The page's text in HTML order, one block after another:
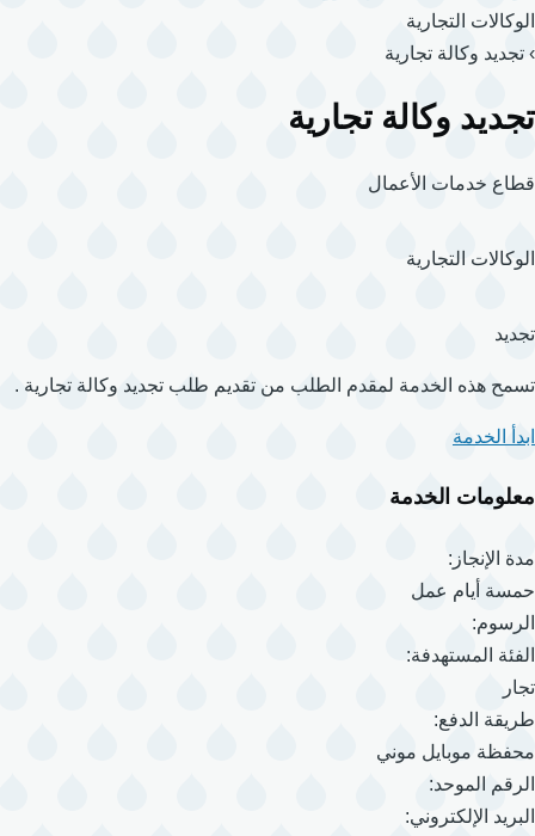
الوكالات التجارية
› تجديد وكالة تجارية
تجديد وكالة تجارية
قطاع خدمات الأعمال
الوكالات التجارية
تجديد
تسمح هذه الخدمة لمقدم الطلب من تقديم طلب تجديد وكالة تجارية .
ابدأ الخدمة
معلومات الخدمة
مدة الإنجاز:
حمسة أيام عمل
الرسوم:
الفئة المستهدفة:
تجار
طريقة الدفع:
محفظة موبايل موني
الرقم الموحد:
البريد الإلكتروني: